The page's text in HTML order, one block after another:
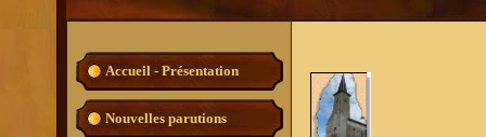
Accueil - Présentation
Nouvelles parutions